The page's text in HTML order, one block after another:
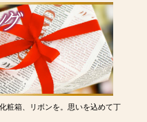
粧箱、リボンを。思いを込めて丁